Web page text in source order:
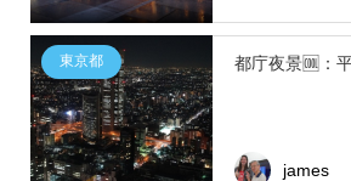
東京都 都庁夜景🆒：
james